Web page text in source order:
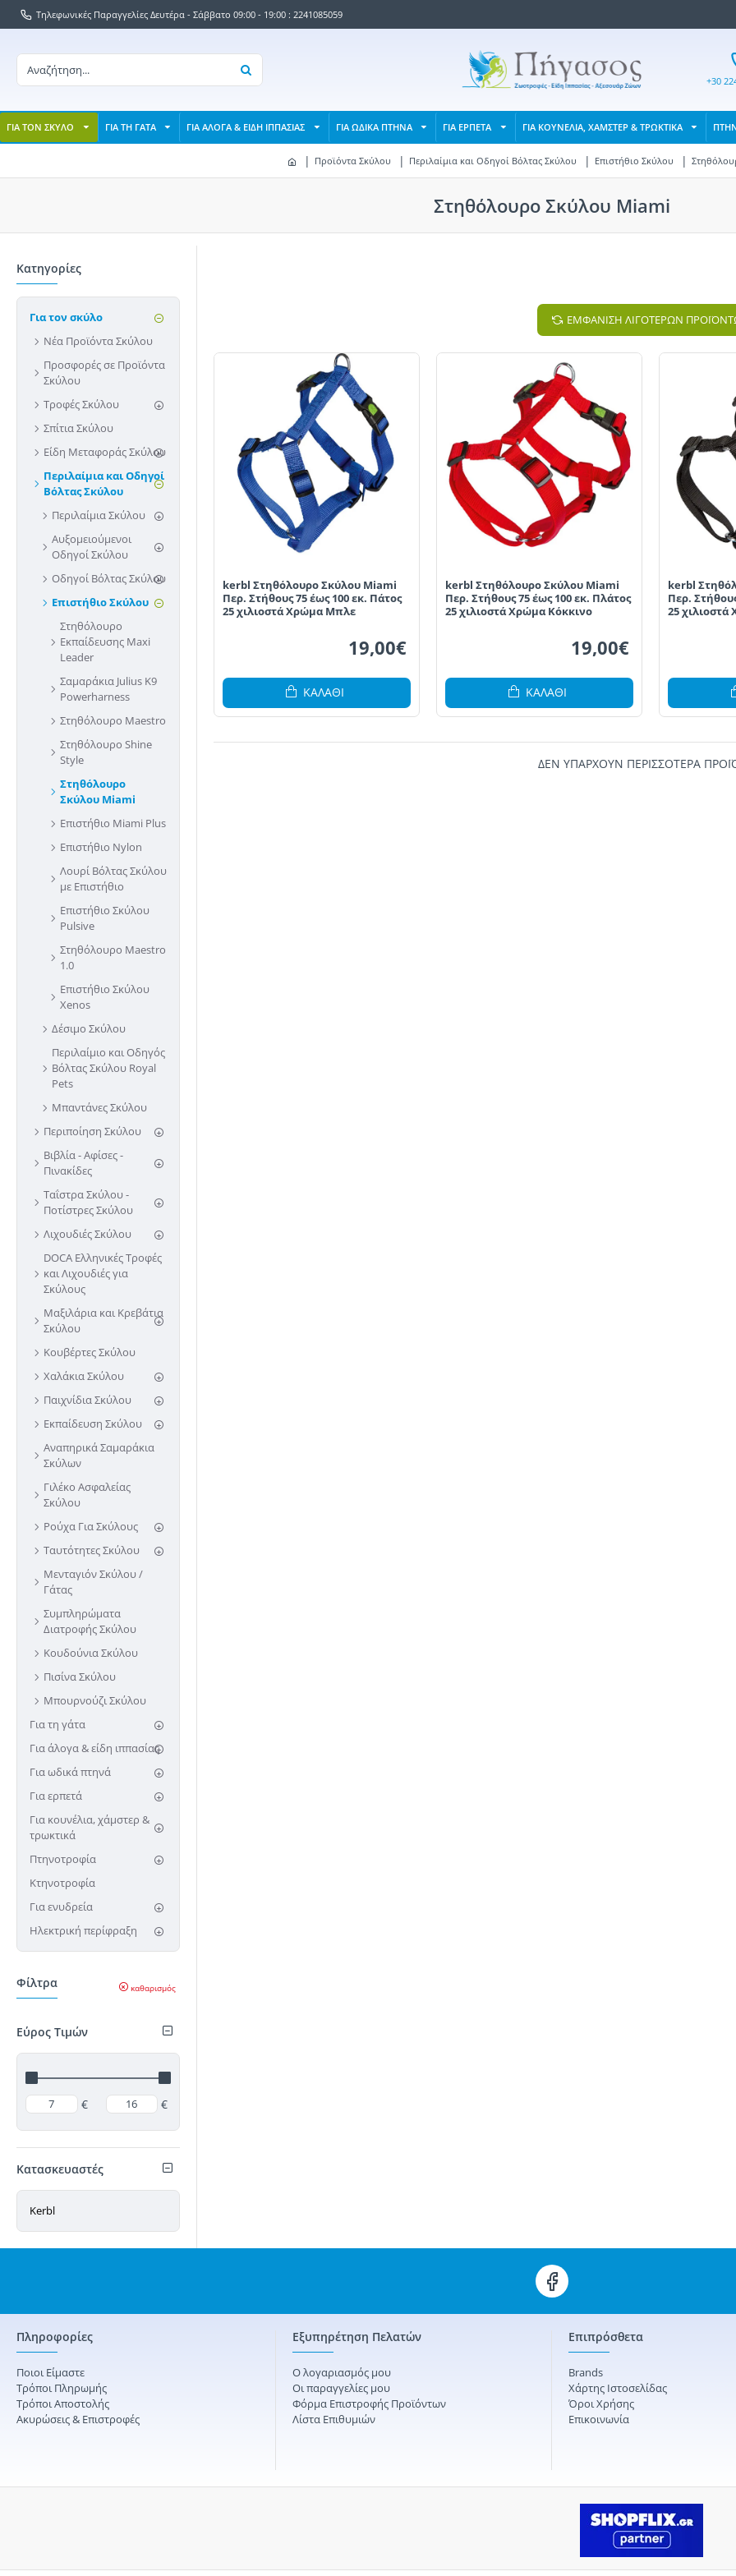
Τηλεφωνικές Παραγγελίες Δευτέρα - Σάββατο 09:00 - 19:00 : 2241085059
+30
ΓΙΑ ΤΟΝ ΣΚΥΛΟ ΓΙΑ ΤΗ ΓΑΤΑ ΓΙΑ ΑΛΟΓΑ & ΕΙΔΗ ΙΠΠΑΣΙΑΣ ΓΙΑ ΩΔΙΚΑ ΠΤΗΝΑ ΓΙΑ ΕΡΠΕΤΑ ΓΙΑ ΚΟΥΝΕΛΙΑ, ΧΑΜΣΤΕΡ & ΤΡΩΚΤΙΚΑ
Προϊόντα Σκύλου Περιλαίμια και Οδηγοί Βόλτας Σκύλου Επιστήθιο Σκύλου
Στηθόλουρο Σκύλου Miami
Κατηγορίες
Για τον σκύλο
Νέα Προϊόντα Σκύλου
Προσφορές σε Προϊόντα
Σκύλου
Τροφές Σκύλου
Σπίτια Σκύλου
Είδη Μεταφοράς Σκύλου
Περιλαίμια και Οδηγοί
Βόλτας Σκύλου
Περιλαίμια Σκύλου
Αυξομειούμενοι
Οδηγοί Σκύλου
Οδηγοί Βόλτας Σκύλου
Επιστήθιο Σκύλου
Στηθόλουρο
Εκπαίδευσης Maxi
Leader
Σαμαράκια Julius K9
Powerharness
Στηθόλουρο Maestro
Στηθόλουρο Shine
Style
Στηθόλουρο
Σκύλου Miami
Επιστήθιο Miami Plus
Επιστήθιο Nylon
Λουρί Βόλτας Σκύλου
με Επιστήθιο
Επιστήθιο Σκύλου
Pulsive
Στηθόλουρο Maestro
1.0
Επιστήθιο Σκύλου
Xenos
Δέσιμο Σκύλου
Περιλαίμιο και Οδηγός
Βόλτας Σκύλου Royal
Pets
Μπαντάνες Σκύλου
Περιποίηση Σκύλου
Βιβλία - Αφίσες -
Πινακίδες
Ταΐστρα Σκύλου -
Ποτίστρες Σκύλου
Λιχουδιές Σκύλου
DOCA Ελληνικές Τροφές
και Λιχουδιές για
Σκύλους
Μαξιλάρια και Κρεβάτια
Σκύλου
Κουβέρτες Σκύλου
Χαλάκια Σκύλου
Παιχνίδια Σκύλου
Εκπαίδευση Σκύλου
Αναπηρικά Σαμαράκια
Σκύλων
Γιλέκο Ασφαλείας
Σκύλου
Ρούχα Για Σκύλους
Ταυτότητες Σκύλου
Μενταγιόν Σκύλου /
Γάτας
Συμπληρώματα
Διατροφής Σκύλου
Κουδούνια Σκύλου
Πισίνα Σκύλου
Μπουρνούζι Σκύλου
Για τη γάτα
Για άλογα & είδη ιππασίας
Για ωδικά πτηνά
Για ερπετά
Για κουνέλια, χάμστερ &
τρωκτικά
Πτηνοτροφία
Κτηνοτροφία
Για ενυδρεία
Ηλεκτρική περίφραξη
Φίλτρα καθαρισμός
Εύρος Τιμών
€ €
Κατασκευαστές
Kerbl
ΕΜΦΑΝΙΣΗ ΛΙΓΟΤΕΡΩΝ
kerbl Στηθόλουρο Σκύλου Miami
Περ. Στήθους 75 έως 100 εκ. Πάτος
25 χιλιοστά Χρώμα Μπλε
19,00€
ΚΑΛΆΘΙ
kerbl Στηθόλουρο Σκύλου Miami
Περ. Στήθους 75 έως 100 εκ. Πλάτος
25 χιλιοστά Χρώμα Κόκκινο
19,00€
ΚΑΛΆΘΙ
kerbl
Περ.
25
ΔΕΝ ΥΠΑΡΧΟΥΝ ΠΕΡΙΣΣΟΤΕΡΑ
Πληροφορίες
Ποιοι Είμαστε
Τρόποι Πληρωμής
Τρόποι Αποστολής
Ακυρώσεις & Επιστροφές
Εξυπηρέτηση Πελατών
Ο λογαριασμός μου
Οι παραγγελίες μου
Φόρμα Επιστροφής Προϊόντων
Λίστα Επιθυμιών
Επιπρόσθετα
Brands
Χάρτης Ιστοσελίδας
Όροι Χρήσης
Επικοινωνία